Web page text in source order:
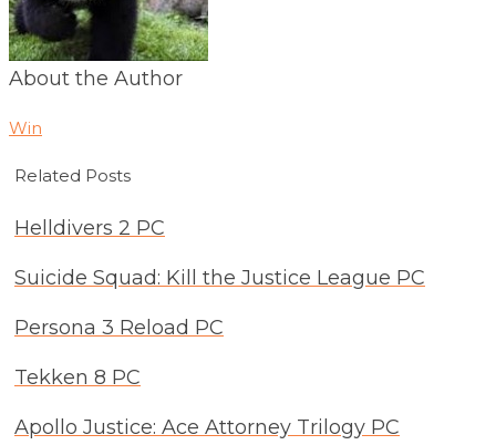
About the Author
Win
Related Posts
Helldivers 2 PC
Suicide Squad: Kill the Justice League PC
Persona 3 Reload PC
Tekken 8 PC
Apollo Justice: Ace Attorney Trilogy PC